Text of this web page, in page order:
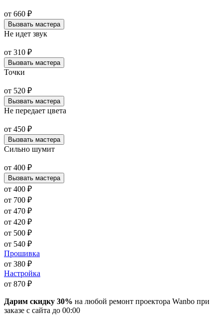
от 660 ₽
Вызвать мастера
Не идет звук
от 310 ₽
Вызвать мастера
Точки
от 520 ₽
Вызвать мастера
Не передает цвета
от 450 ₽
Вызвать мастера
Сильно шумит
от 400 ₽
Вызвать мастера
от 400 ₽
от 700 ₽
от 470 ₽
от 420 ₽
от 500 ₽
от 540 ₽
Прошивка
от 380 ₽
Настройка
от 870 ₽
Дарим скидку 30% на любой ремонт проектора Wanbo при
заказе с сайта до 00:00